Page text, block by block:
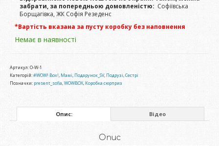
забрати, за попередньою домовленістю: Софіївська
Борщагівка, ЖК Софія Резеденс
*Вартість вказана за пусту коробку без наповнення
Немає в наявності
Артикул:O-W-1
Категорій:#WOW! Box!, Мамі, Подарунок_SV, Подрузі,Сестрі
Позначки: present_sofia,WOWBOX, Коробка сюрприз
Опис: Відео
Опис